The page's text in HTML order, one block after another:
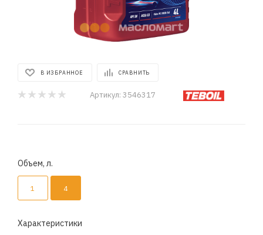
В ИЗБРАННОЕ СРАВНИТЬ
Артикул: 3546317
Объем, л.
1 4
Характеристики